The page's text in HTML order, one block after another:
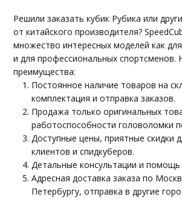
Решили заказать кубик Рубика или
от китайского производителя?
множество интересных моделей как
и для профессиональных спортсменов.
преимущества:
Постоянное наличие товаров на
комплектация и отправка заказов.
Продажа только оригинальных
работоспособности головоломки
Доступные цены, приятные скидки
клиентов и спидкуберов.
Детальные консультации и
Адресная доставка заказа по
Петербургу, отправка в другие